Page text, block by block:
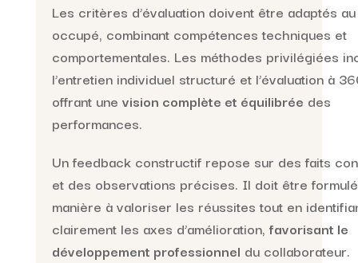
Les critères d’évaluation doivent être adaptés
occupé, combinant compétences techniques et
comportementales. Les méthodes privilégiées
l’entretien individuel structuré et l’évaluation à
offrant une vision complète et équilibrée des
performances.
Un feedback constructif repose sur des faits
et des observations précises. Il doit être
manière à valoriser les réussites tout en
clairement les axes d’amélioration, favorisant le
développement professionnel du collaborateur.